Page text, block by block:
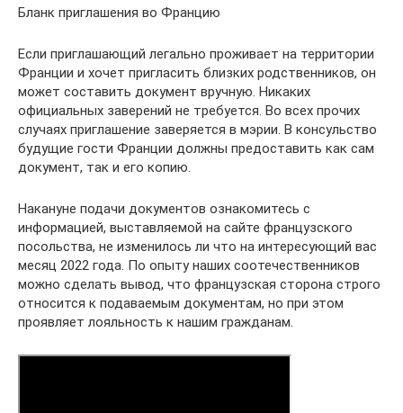
Бланк приглашения во Францию
Если приглашающий легально проживает на территории
Франции и хочет пригласить близких родственников, он
может составить документ вручную. Никаких
официальных заверений не требуется. Во всех прочих
случаях приглашение заверяется в мэрии. В консульство
будущие гости Франции должны предоставить как сам
документ, так и его копию.
Накануне подачи документов ознакомитесь с
информацией, выставляемой на сайте французского
посольства, не изменилось ли что на интересующий вас
месяц 2022 года. По опыту наших соотечественников
можно сделать вывод, что французская сторона строго
относится к подаваемым документам, но при этом
проявляет лояльность к нашим гражданам.